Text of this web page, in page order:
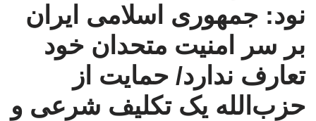
نود: جمهوری اسلامی ایران
بر سر امنیت متحدان خود
تعارف ندارد/ حمایت از
حزب‌الله یک تکلیف شرعی و